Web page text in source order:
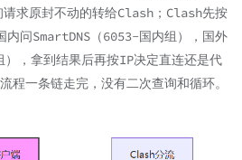
请求原封不动的转给Clash；Clash先按
问SmartDNS（6053-国内组），国外
），拿到结果后再按IP决定直连还是代
程一条链走完，没有二次查询和循环。